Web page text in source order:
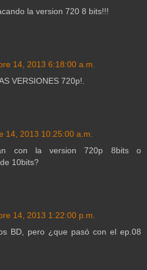
la version 720 8 bits!!!
14, 2013 6:18:00 a.m.
VERSIONES 720p!.
14, 2013 10:25:00 a.m.
con la version 720p 8bits o
10bits?
14, 2013 1:22:00 p.m.
BD, pero ¿que pasó con el ep.08